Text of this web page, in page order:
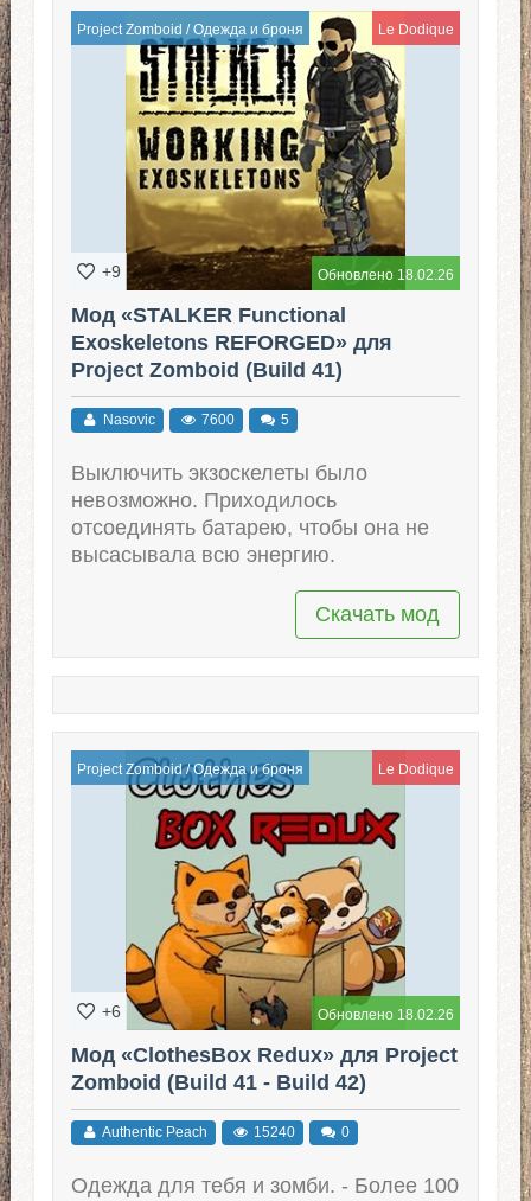
Project Zomboid /Одежда и броня Le Dodique
Обновлено 18.02.26
+9
Мод «STALKER Functional
Exoskeletons REFORGED» для
Project Zomboid (Build 41)
Nasovic 7600 5
Выключить экзоскелеты было
невозможно. Приходилось
отсоединять батарею, чтобы она не
высасывала всю энергию.
Скачать мод
Project Zomboid/Одежда и броня Le Dodique
Обновлено 18.02.26
+6
Мод «ClothesBox Redux» для Project
Zomboid (Build 41 - Build 42)
Authentic Peach 15240 0
Одежда для тебя и зомби. - Более 100